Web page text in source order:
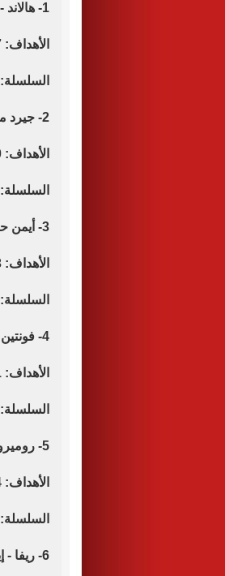
1- هالاند - النرويج
الأهداف: 27
السلسلة: 14 مباراة
2- جيرد مولر - ألمانيا
الأهداف: 20
السلسلة: 12 مباراة
3- أيمن حسين - العراق
الأهداف: 13
السلسلة: 10 مباريات
4- فونتين - فرنسا
الأهداف: 21
السلسلة: 9 مباريات
5- روميرو - باراجواي
الأهداف: 14
السلسلة: 9 مباريات
6- ريفا - إيطاليا